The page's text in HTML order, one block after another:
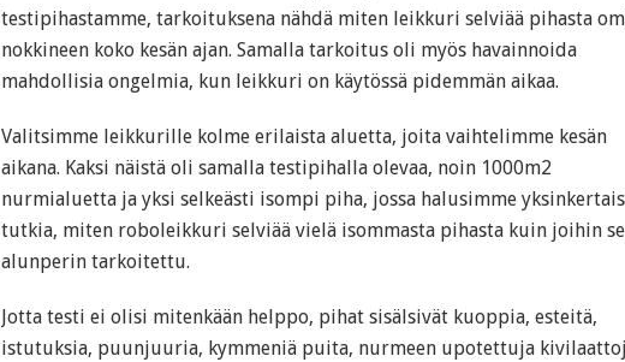
testipihastamme, tarkoituksena nähdä miten leikkuri selviää pihasta
nokkineen koko kesän ajan. Samalla tarkoitus oli myös havainnoida
mahdollisia ongelmia, kun leikkuri on käytössä pidemmän aikaa.
Valitsimme leikkurille kolme erilaista aluetta, joita vaihtelimme kesän
aikana. Kaksi näistä oli samalla testipihalla olevaa, noin 1000m2
nurmialuetta ja yksi selkeästi isompi piha, jossa halusimme
tutkia, miten roboleikkuri selviää vielä isommasta pihasta kuin joihin
alunperin tarkoitettu.
Jotta testi ei olisi mitenkään helppo, pihat sisälsivät kuoppia, esteitä,
istutuksia, puunjuuria, kymmeniä puita, nurmeen upotettuja